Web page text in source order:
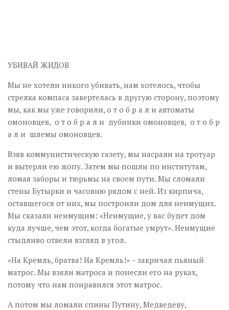
УБИВАЙ ЖИДОВ
Мы не хотели никого убивать, нам хотелось, чтобы
стрелка компаса завертелась в другую сторону, поэтому
мы, как мы уже говорили, о т о б р а л и автоматы
омоновцев, о т о б р а л и дубинки омоновцев, о т о б р
а л и шлемы омоновцев.
Взяв коммунистическую газету, мы насрали на тротуар
и вытерли ею жопу. Затем мы пошли по институтам,
ломая заборы и тюрьмы на своем пути. Мы сломали
стены Бутырки и часовню рядом с ней. Из кирпича,
оставшегося от них, мы построили дом для неимущих.
Мы сказали неимущим: «Неимущие, у вас будет дом
куда лучше, чем этот, когда богатые умрут». Неимущие
стыдливо отвели взгляд в угол.
«На Кремль, братва! На Кремль!» – закричал пьяный
матрос. Мы взяли матроса и понесли его на руках,
потому что нам понравился этот матрос.
А потом мы ломали спины Путину, Медведеву,